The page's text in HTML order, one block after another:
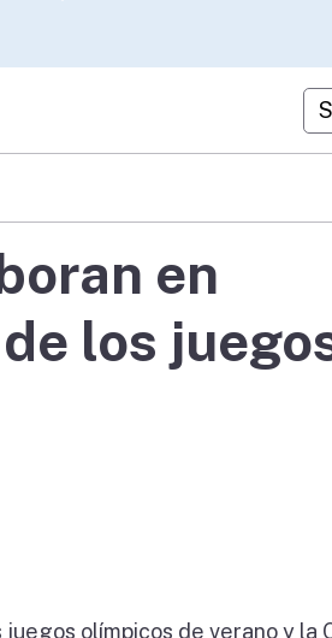
en
los
olímpicos de verano y la